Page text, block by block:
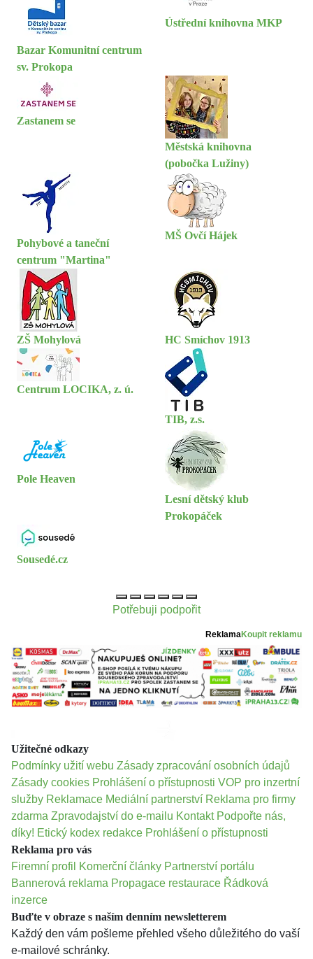
Bazar Komunitní centrum
sv. Prokopa
Ústřední knihovna MKP
Zastanem se
Městská knihovna
(pobočka Lužiny)
Pohybové a taneční
centrum "Martina"
MŠ Ovčí Hájek
ZŠ Mohylová HC Smíchov 1913
Centrum LOCIKA, z. ú.
TIB, z.s.
Pole Heaven
Lesní dětský klub
Prokopáček
Sousedé.cz
Potřebuji podpořit
ReklamaKoupit reklamu
Užitečné odkazy
Podmínky užití webu Zásady zpracování osobních údajů
Zásady cookies Prohlášení o přístupnosti VOP pro inzertní
služby Reklamace Mediální partnerství Reklama pro firmy
zdarma Zpravodajství do e-mailu Kontakt Podpořte nás,
díky! Etický kodex redakce Prohlášení o přístupnosti
Reklama pro vás
Firemní profil
Komerční články Partnerství portálu
Bannerová reklama Propagace restaurace Řádková
inzerce
Buďte v obraze s naším denním newsletterem
Každý den vám pošleme přehled všeho důležitého do vaší
e-mailové schránky.